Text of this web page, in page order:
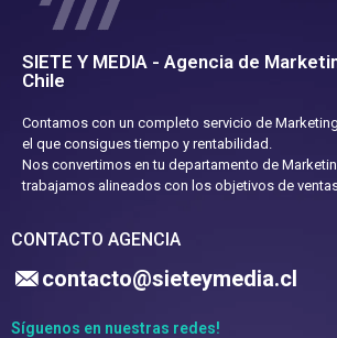
SIETE Y MEDIA - Agencia de
Chile
Contamos con un completo servicio de
el que consigues tiempo y rentabilidad.
Nos convertimos en tu departamento de
trabajamos alineados con los objetivos de
CONTACTO AGENCIA
contacto@sieteymedia.cl
Síguenos en nuestras redes!